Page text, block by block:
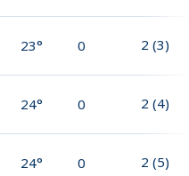
23° 0 2 (3)
24° 0 2 (4)
24° 0 2 (5)